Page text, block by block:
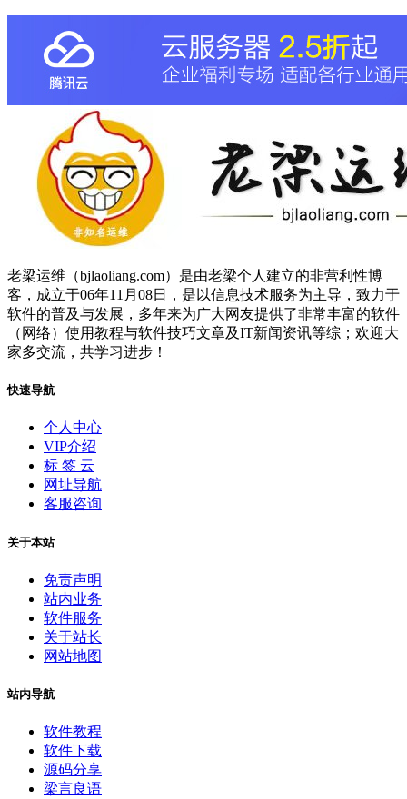
老梁运维（bjlaoliang.com）是由老梁个人建立的非营利性博
客，成立于06年11月08日，是以信息技术服务为主导，致力于
软件的普及与发展，多年来为广大网友提供了非常丰富的软件
（网络）使用教程与软件技巧文章及IT新闻资讯等综；欢迎大
家多交流，共学习进步！
快速导航
个人中心
VIP介绍
标 签 云
网址导航
客服咨询
关于本站
免责声明
站内业务
软件服务
关于站长
网站地图
站内导航
软件教程
软件下载
源码分享
梁言良语